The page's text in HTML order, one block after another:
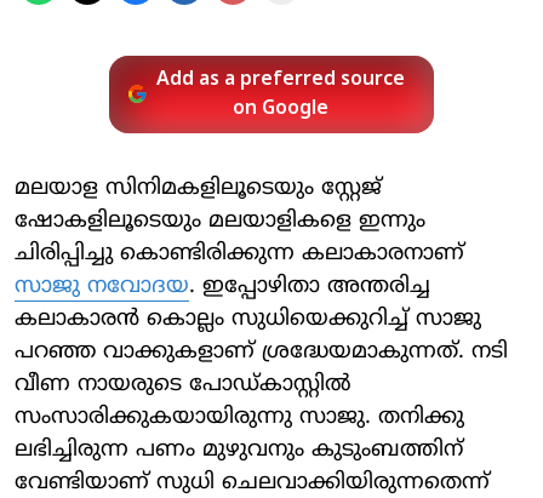
Add as a preferred source
on Google
മലയാള സിനിമകളിലൂടെയും സ്റ്റേജ്
ഷോകളിലൂടെയും മലയാളികളെ ഇന്നും
ചിരിപ്പിച്ചു കൊണ്ടിരിക്കുന്ന കലാകാരനാണ്
സാജു നവോദയ. ഇപ്പോഴിതാ അന്തരിച്ച
കലാകാരൻ കൊല്ലം സുധിയെക്കുറിച്ച് സാജു
പറഞ്ഞ വാക്കുകളാണ് ശ്രദ്ധേയമാകുന്നത്. നടി
വീണ നായരുടെ പോഡ്കാസ്റ്റിൽ
സംസാരിക്കുകയായിരുന്നു സാജു. തനിക്കു
ലഭിച്ചിരുന്ന പണം മുഴുവനും കുടുംബത്തിന്
വേണ്ടിയാണ് സുധി ചെലവാക്കിയിരുന്നതെന്ന്